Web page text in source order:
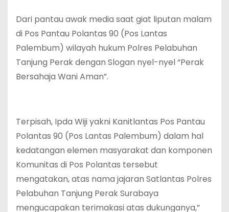
Dari pantau awak media saat giat liputan malam
di Pos Pantau Polantas 90 (Pos Lantas
Palembum) wilayah hukum Polres Pelabuhan
Tanjung Perak dengan Slogan nyel-nyel “Perak
Bersahaja Wani Aman”.
Terpisah, Ipda Wiji yakni Kanitlantas Pos Pantau
Polantas 90 (Pos Lantas Palembum) dalam hal
kedatangan elemen masyarakat dan komponen
Komunitas di Pos Polantas tersebut
mengatakan, atas nama jajaran Satlantas Polres
Pelabuhan Tanjung Perak Surabaya
mengucapakan terimakasi atas dukunganya,”